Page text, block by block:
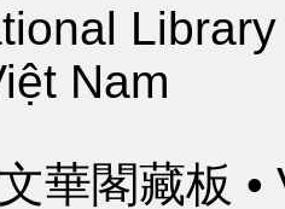
Nam
文華閣藏板